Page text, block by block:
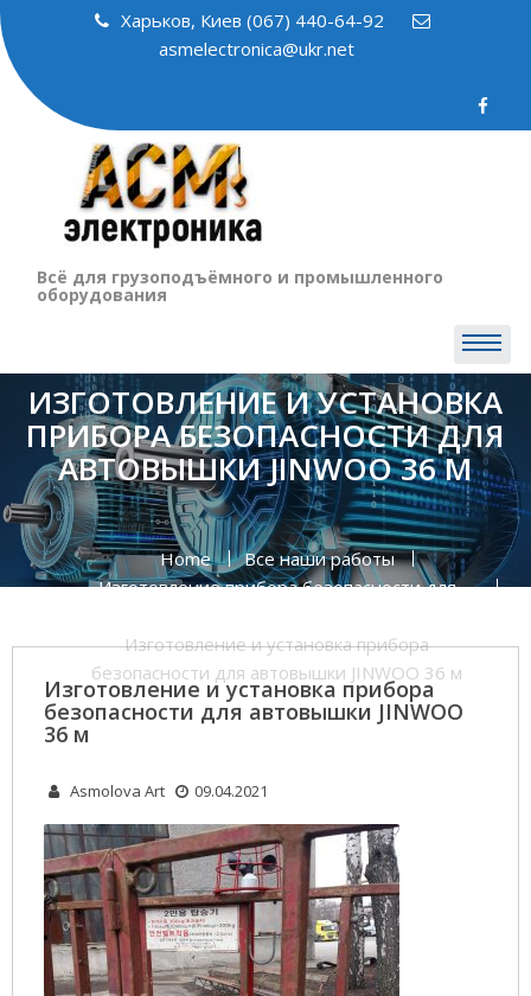
Skip
to
content
Харьков, Киев (067) 440-64-92
asmelectronica@ukr.net
Всё для грузоподъёмного и промышленного
оборудования
ИЗГОТОВЛЕНИЕ И УСТАНОВКА
ПРИБОРА БЕЗОПАСНОСТИ ДЛЯ
АВТОВЫШКИ JINWOO 36 М
Home
Все наши работы
Изготовление прибора безопасности для
Изготовление и установка прибора
безопасности для автовышки JINWOO 36 м
Изготовление и установка прибора
безопасности для автовышки JINWOO
36 м
Asmolova Art 09.04.2021